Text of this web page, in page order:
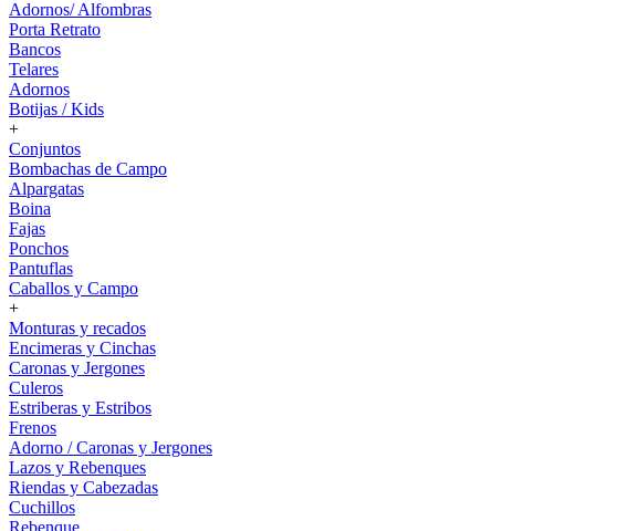
Adornos/ Alfombras
Porta Retrato
Bancos
Telares
Adornos
Botijas / Kids
+
Conjuntos
Bombachas de Campo
Alpargatas
Boina
Fajas
Ponchos
Pantuflas
Caballos y Campo
+
Monturas y recados
Encimeras y Cinchas
Caronas y Jergones
Culeros
Estriberas y Estribos
Frenos
Adorno / Caronas y Jergones
Lazos y Rebenques
Riendas y Cabezadas
Cuchillos
Rebenque